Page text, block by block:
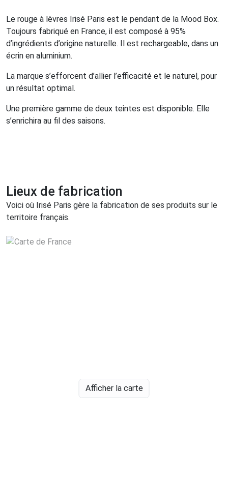
Le rouge à lèvres Irisé Paris est le pendant de la Mood Box.
Toujours fabriqué en France, il est composé à 95%
d’ingrédients d’origine naturelle. Il est rechargeable, dans un
écrin en aluminium.
La marque s’efforcent d’allier l’efficacité et le naturel, pour
un résultat optimal.
Une première gamme de deux teintes est disponible. Elle
s’enrichira au fil des saisons.
Lieux de fabrication
Voici où Irisé Paris gère la fabrication de ses produits sur le
territoire français.
Afficher la carte